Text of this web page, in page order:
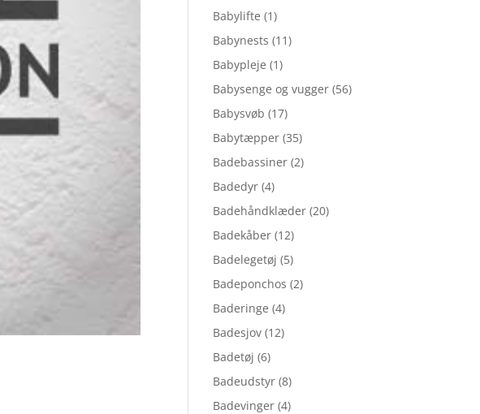
Babylifte (1)
Babynests (11)
Babypleje (1)
Babysenge og vugger (56)
Babysvøb (17)
Babytæpper (35)
Badebassiner (2)
Badedyr (4)
Badehåndklæder (20)
Badekåber (12)
Badelegetøj (5)
Badeponchos (2)
Baderinge (4)
Badesjov (12)
Badetøj (6)
Badeudstyr (8)
Badevinger (4)